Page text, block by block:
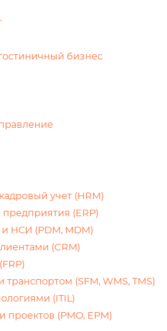
бизнес
учет (HRM)
(ERP)
НСИ (PDM, MDM)
(CRM)
(SFM, WMS, TMS)
(ITIL)
(PMO, EPM)